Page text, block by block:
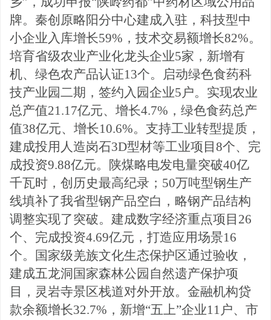
牌。秦创原略阳分中心建成入驻，科技型中
小企业入库增长59%，技术交易额增长82%。
培育省级农业产业化龙头企业5家 ，新增有
机、绿色农产品认证13个。启动绿色食药科
技产业园二期，签约入园企业5户。实现农业
总产值21.17亿元、增长4.7%，绿色食药总产
值38亿元、增长10.6%。支持工业转型提质，
建成投用人造岗石3D型材等工业项目8个、完
成投资9.88亿元。陕煤略电发电量突破40亿
千瓦时，创历史最高纪录；50万吨型钢生产
线填补了我省型钢产品空白，略钢产品结构
调整实现了突破。建成数字经济重点项目 26
个、完成投资4.69亿元，打造应用场景16
个。国 家级羌族文化生态保护区通过验收，
建成五龙洞国家森林公园自然遗产保护项
目，灵岩寺景区栈道对外开放。金融机构贷
款余额增长32.7%，新增“五上”企业11户、市